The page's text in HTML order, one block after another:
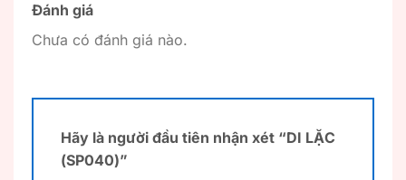
Đánh giá
Chưa có đánh giá nào.
Hãy là người đầu tiên nhận xét “DI LẶC
(SP040)”